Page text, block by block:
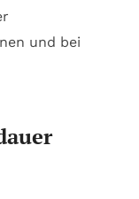
und bei